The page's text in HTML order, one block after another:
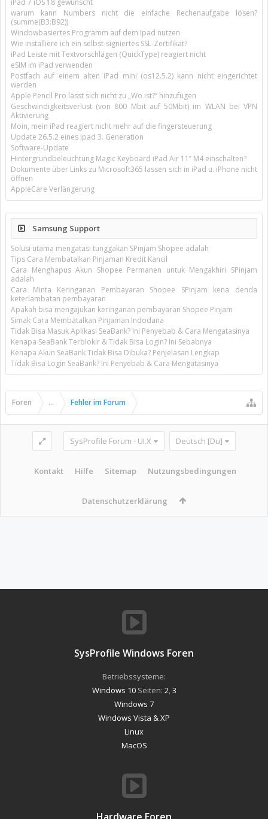
iPad 7 iOS 18 gewünscht
warum kann Numbers nicht die einfache Rechenaufgabe lösen?
(summe(B3:B92))
Windowbasiertes Programm auf dem Ipad nutzen
Wie installiere ich ein selbst-signiertes SSL-Zertifikat?
iPad Leiste mit Textvorschlägen (QuickType) reagiert nicht
eSIM im iPad verwenden
Postfach auf einem alten iPad mini (os12.5.2) kann nicht eingerichtet
werden
Apple Pencil Pro lässt sich nicht zu „Wo ist?“ hinzufügen
Geschwindigkeitsverlust (von 800 Mbit auf 50Mbit) im WLAN bei VPN
Aktivierung
Moin, mein iPad reagiert nicht mehr auf die fingersteuerung
Update 26.5.2 eines ipad 3. Generation
Software-Update
Hintergrundbeleuchtung Magic Keyboard iPad Air 11’’ M4 einschalten?
Dokumente über Links zu Microsoft365 lassen sich in iPad u. iPhone nicht
öffnen
AppleCare Verlängerung
Samsung Support
Solusi utama mengatasi tunggakan SPinjam Shopee adalah
Tips Cara Membatalkan Pinjaman Kredit Kancil
Cara Menghapus Akun Shopee Permanen untuk Mengakhiri SPinjam
adalah
Cara Minta Keringanan Pembayaran Shopee SPinjam kena denda
keterlambatan pembayaran
Apakah bisa mengajukan keringanan pembayaran Shopee Pinjam
Simak Cara Membatalkan Pinjaman Indodana
Tidak Bisa Masuk Aplikasi SeaBank? Ini Penyebab & Cara Mengatasinya
Kenapa SeaBank Terblokir & Tidak Bisa Login? Ini Sebabnya
Kenapa Akun SeaBank Tidak Bisa Dibuka? Penjelasan Lengkap
Tidak Bisa Login SeaBank? Ini Penyebab & Cara Mengatasinya
Foren ... Fehler im Forum
SysProfile Forum - UI.X Deutsch [Du]
Kontakt Hilfe Sitemap Nutzungsbedingungen
Datenschutzerklärung
SysProfile Windows Foren
Betriebssysteme:
Windows 10Seiten: 2 3
Windows 7
Windows Vista & XP
Linux
MacOS
Hardware Foren